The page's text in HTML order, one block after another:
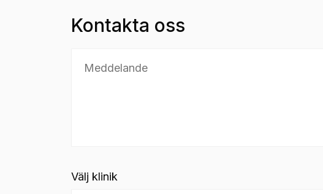
Kontakta oss
Välj klinik